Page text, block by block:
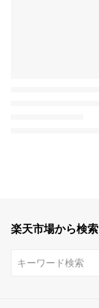
楽天市場から検索